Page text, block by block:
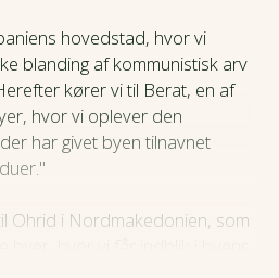
hovedstad, hvor vi
blanding af kommunistisk arv
kører vi til Berat, en af
hvor vi oplever den
har givet byen tilnavnet
Ohrid i Nordmakedonien, som